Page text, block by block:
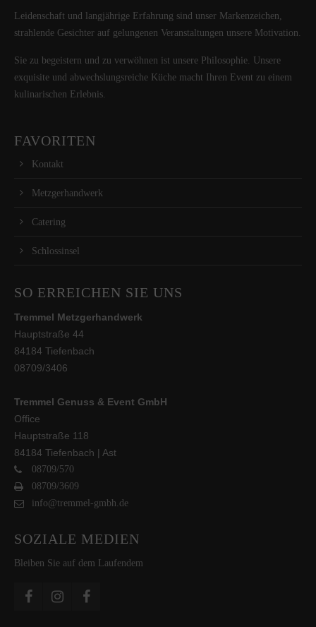
Leidenschaft und langjährige Erfahrung sind unser Markenzeichen,
strahlende Gesichter auf gelungenen Veranstaltungen unsere Motivation.
Sie zu begeistern und zu verwöhnen ist unsere Philosophie. Unsere
exquisite und abwechslungsreiche Küche macht Ihren Event zu einem
kulinarischen Erlebnis.
FAVORITEN
Kontakt
Metzgerhandwerk
Catering
Schlossinsel
SO ERREICHEN SIE UNS
Tremmel Metzgerhandwerk
Hauptstraße 44
84184 Tiefenbach
08709/3406
Tremmel Genuss & Event GmbH
Office
Hauptstraße 118
84184 Tiefenbach | Ast
08709/570
08709/3609
info@tremmel-gmbh.de
SOZIALE MEDIEN
Bleiben Sie auf dem Laufendem